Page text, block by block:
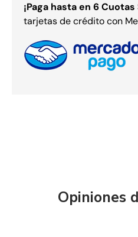
¡Paga hasta en 6
tarjetas de crédito con
Opiniones